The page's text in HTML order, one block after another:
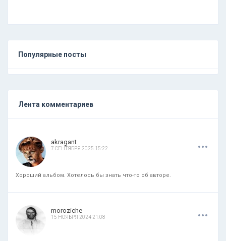
Популярные посты
Лента комментариев
akragant
7 СЕНТЯБРЯ 2025 15:22 ...
Хороший альбом. Хотелось бы знать что-то об авторе.
moroziche
15 НОЯБРЯ 2024 21:08 ...